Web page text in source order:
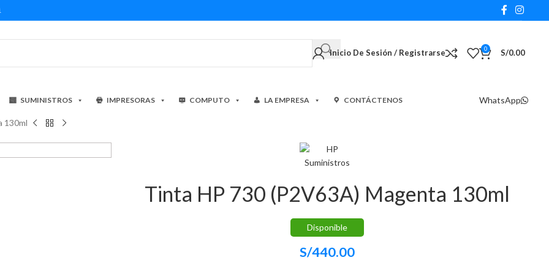
Inicio De Sesión / Registrarse 0 S/0.00
SUMINISTROS IMPRESORAS COMPUTO LA EMPRESA CONTÁCTENOS WhatsApp
130ml
Tinta HP 730 (P2V63A) Magenta 130ml
Disponible
S/440.00